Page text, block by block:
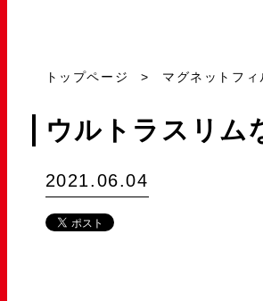
トップページ マグネットフィ
ウルトラスリム
2021.06.04